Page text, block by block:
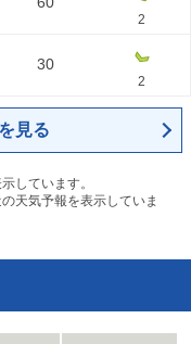
2
30
2
見る
しています。
天気予報を表示していま